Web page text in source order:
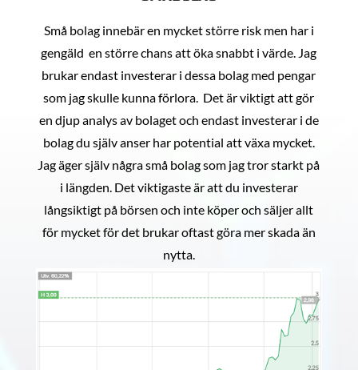
Små bolag innebär en mycket större risk men har i
gengäld en större chans att öka snabbt i värde. Jag
brukar endast investerar i dessa bolag med pengar
som jag skulle kunna förlora. Det är viktigt att gör
en djup analys av bolaget och endast investerar i de
bolag du själv anser har potential att växa mycket.
Jag äger själv några små bolag som jag tror starkt på
i längden. Det viktigaste är att du investerar
långsiktigt på börsen och inte köper och säljer allt
för mycket för det brukar oftast göra mer skada än
nytta.